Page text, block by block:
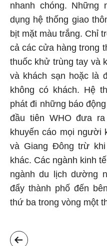
nhanh chóng.
dụng hệ thống giao
bịt mặt màu trắng. Chỉ
cả các cửa hàng trong
thuốc khử trùng tay và
và khách sạn hoặc là
không có khách. Hệ
phát đi những báo
đầu tiên WHO đưa
khuyến cáo mọi người
và Giang Đông trừ
khác. Các ngành kinh
ngành du lịch dường
đẩy thành phố đến
thứ ba trong vòng một